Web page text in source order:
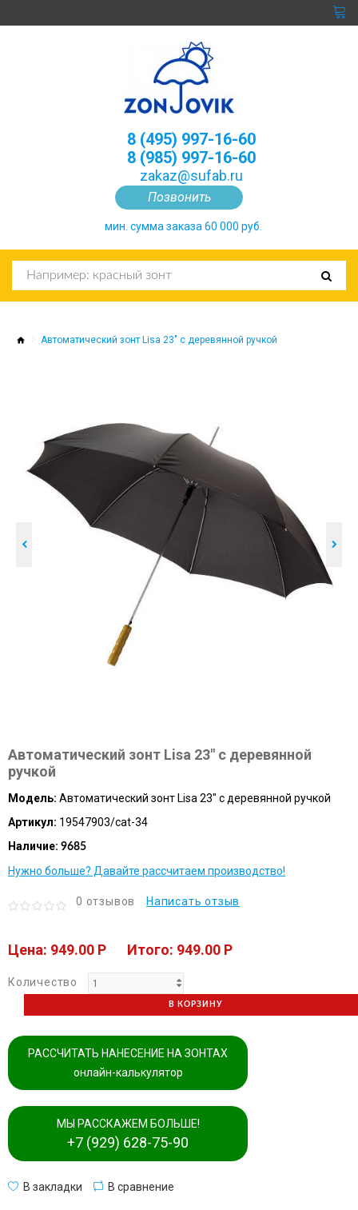
Позвонить
8 (495) 997-16-60
8 (985) 997-16-60
zakaz@sufab.ru
мин. сумма заказа 60 000 руб.
Автоматический зонт Lisa 23" с деревянной ручкой
Автоматический зонт Lisa 23" с деревянной
ручкой
Модель: Автоматический зонт Lisa 23" с деревянной ручкой
Артикул: 19547903/cat-34
Наличие: 9685
Нужно больше? Давайте рассчитаем производство!
0 отзывов Написать отзыв
Цена: 949.00 P Итого: 949.00 P
Количество
В КОРЗИНУ
РАССЧИТАТЬ НАНЕСЕНИЕ НА ЗОНТАХ
онлайн-калькулятор
МЫ РАССКАЖЕМ БОЛЬШЕ!
+7 (929) 628-75-90
В закладки В сравнение